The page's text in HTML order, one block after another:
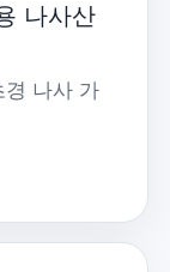
나사산
경 나사 가